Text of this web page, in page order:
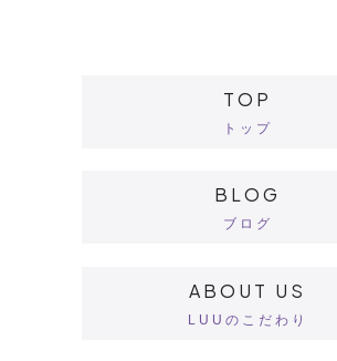
TOP
トップ
BLOG
ブログ
ABOUT US
LUUのこだわり